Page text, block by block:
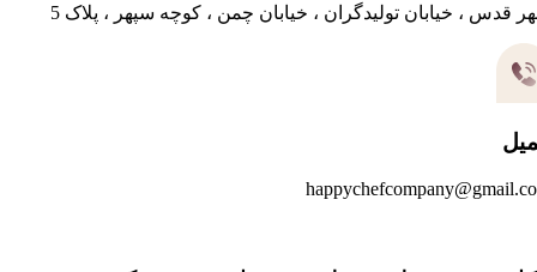
قدس ، خیابان تولیدگران ، خیابان چمن ، کوچه سپهر ، پلاک 5